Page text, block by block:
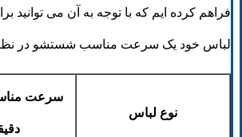
فراهم کرده ایم که با توجه به آن می توانید
لباس خود یک سرعت مناسب شستشو در نظر
نوع لباس
سرعت